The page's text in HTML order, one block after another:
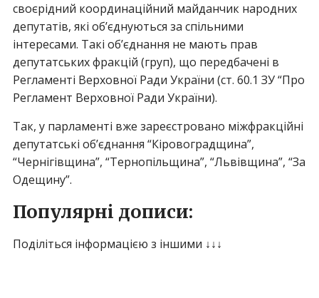
своєрідний координаційний майданчик народних
депутатів, які об’єднуються за спільними
інтересами. Такі об’єднання не мають прав
депутатських фракцій (груп), що передбачені в
Регламенті Верховної Ради України (ст. 60.1 ЗУ “Про
Регламент Верховної Ради України).
Так, у парламенті вже зареєстровано міжфракційні
депутатські об’єднання “Кіровоградщина”,
“Чернігівщина”, “Тернопільщина”, “Львівщина”, “За
Одещину”.
Популярні дописи:
Поділіться інформацією з іншими ↓↓↓